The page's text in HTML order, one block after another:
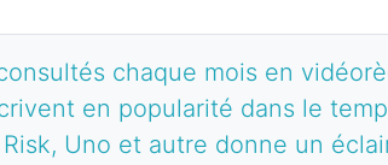
chaque mois en
en popularité dans le
Uno et autre donne un